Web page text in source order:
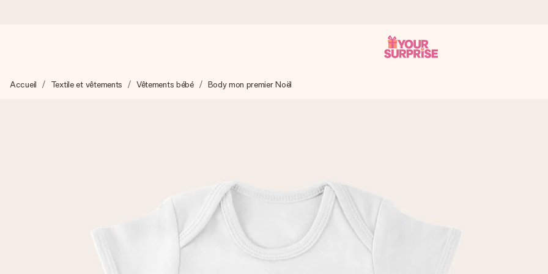
Nous préparons votre cadeau avec attention et l’envoyons en un éclair – pour que vous puissiez l’offrir au bon moment, quand
Créez quelque chose d’unique en quelques étapes – avec son prénom, votre photo ou un message qui touche le cœur. Sans
Accueil Textile et vêtements Vêtements bébé Body mon premier Noël